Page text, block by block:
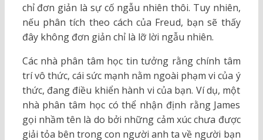
chỉ đơn giản là sự cố ngẫu nhiên thôi. Tuy nhiên,
nếu phân tích theo cách của Freud, bạn sẽ thấy
đây không đơn giản chỉ là lỡ lời ngẫu nhiên.
Các nhà phân tâm học tin tưởng rằng chính tâm
trí vô thức, cái sức mạnh nằm ngoài phạm vi của ý
thức, đang điều khiển hành vi của bạn. Ví dụ, một
nhà phân tâm học có thể nhận định rằng James
gọi nhầm tên là do bởi những cảm xúc chưa được
giải tỏa bên trong con người anh ta về người bạn